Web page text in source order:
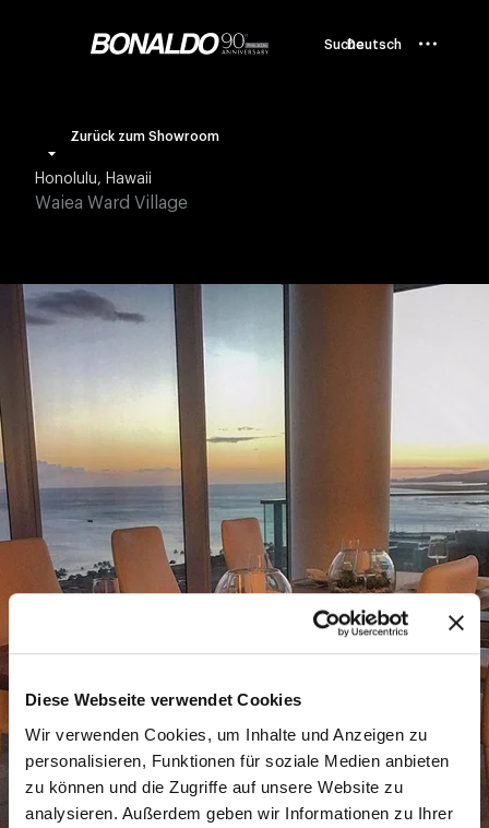
Diese Webseite verwendet Cookies
Wir verwenden Cookies, um Inhalte und Anzeigen zu
personalisieren, Funktionen für soziale Medien anbieten
zu können und die Zugriffe auf unsere Website zu
analysieren. Außerdem geben wir Informationen zu Ihrer
SucheDeutsch
Zurück zum Showroom
Honolulu, Hawaii
Waiea Ward Village